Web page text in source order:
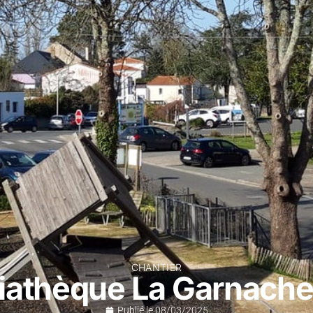
CHANTIER
La
Publié le08/03/2025